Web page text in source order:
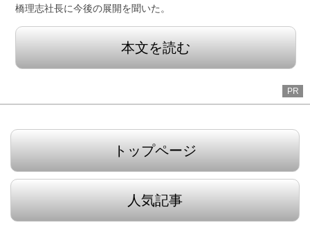
橋理志社長に今後の展開を聞いた。
本文を読む
PR
トップページ
人気記事